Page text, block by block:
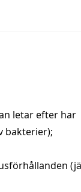
letar efter har
bakterier);